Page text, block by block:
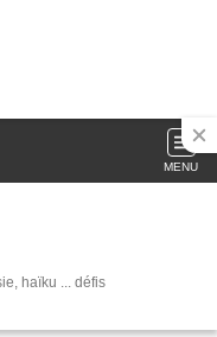
MENU
haïku ... défis